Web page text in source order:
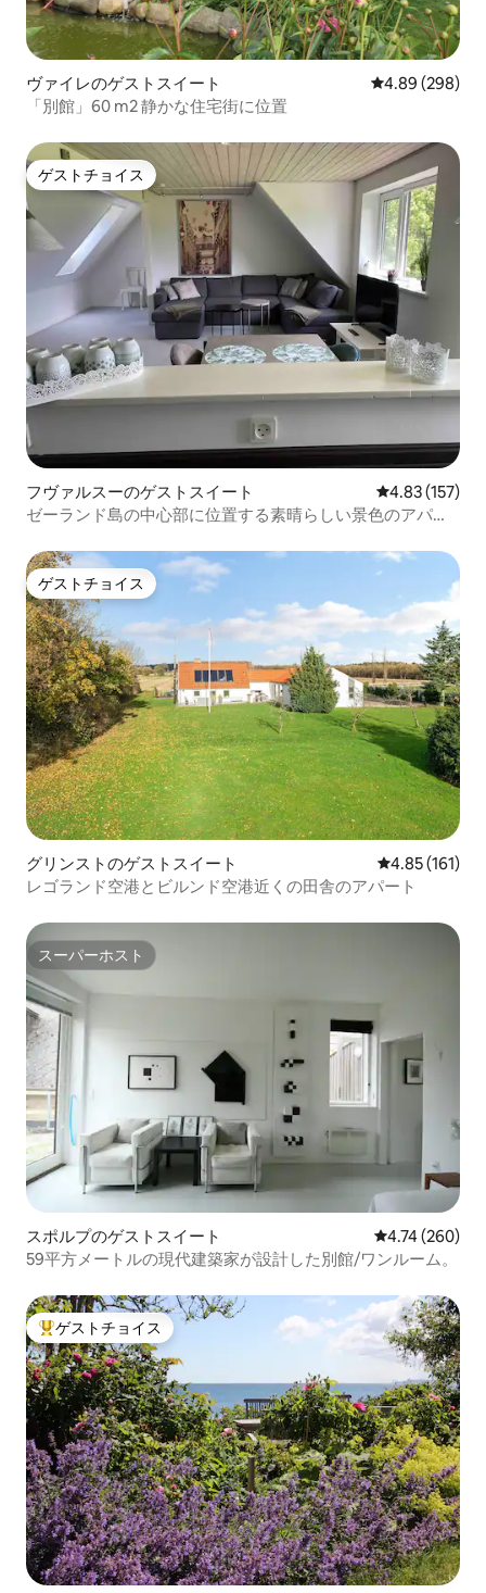
ヴァイレのゲストスイート レビュー298
4.89 (298)
「別館」60 m2 静かな住宅街に位置
ゲストチョイス
ゲストチョイス
フヴァルスーのゲストスイート レビュー157
4.83 (157)
ゼーランド島の中心部に位置する素晴らしい景色のアパー
ゲストチョイス
ゲストチョイス
グリンストのゲストスイート レビュー161
4.85 (161)
レゴランド空港とビルンド空港近くの田舎のアパート
スーパーホスト
スーパーホスト
スポルプのゲストスイート レビュー260
4.74 (260)
59平方メートルの現代建築家が設計した別館/ワンルーム。
大好評のゲストチョイスです。
ゲストチョイス